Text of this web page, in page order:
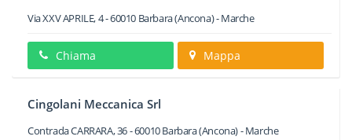
Via XXV APRILE, 4-60010 Barbara(Ancona) -Marche
Chiama Mappa
Cingolani Meccanica Srl
Contrada CARRARA, 36-60010Barbara(Ancona) -Marche